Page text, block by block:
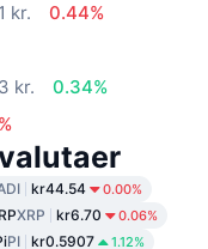
kr.
0.44%
kr.
0.34%
kr44.54 0.00%
XRP kr6.70 0.06%
PI kr0.5907 1.12%